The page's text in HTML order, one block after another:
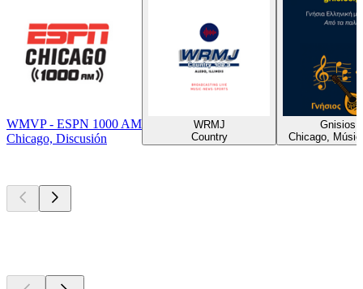
WMVP - ESPN 1000 AM
Chicago, Discusión
WRMJ
Country
Chicago,